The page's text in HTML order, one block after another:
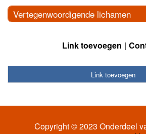
Vertegenwoordigende lichamen
Link toevoegen
Link toevoegen
Copyright © 2023 Onderdeel